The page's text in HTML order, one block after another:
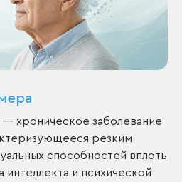
хроническое заболевание
резким
способностей вплоть
интеллекта и психической